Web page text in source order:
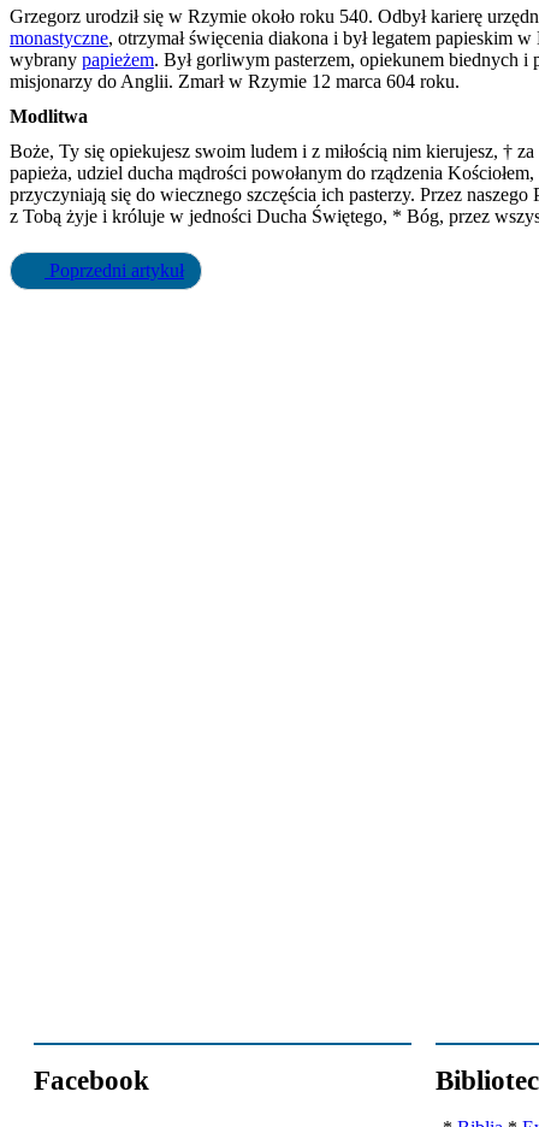
Grzegorz urodził się w Rzymie około roku 540. Odbył karierę
monastyczne, otrzymał święcenia diakona i był legatem papieskim
wybrany papieżem. Był gorliwym pasterzem, opiekunem biednych i
misjonarzy do Anglii. Zmarł w Rzymie 12 marca 604 roku.
Modlitwa
Boże, Ty się opiekujesz swoim ludem i z miłością nim kierujesz, †
papieża, udziel ducha mądrości powołanym do rządzenia
przyczyniają się do wiecznego szczęścia ich pasterzy. Przez
z Tobą żyje i króluje w jedności Ducha Świętego, * Bóg, przez
Poprzedni artykuł
Facebook